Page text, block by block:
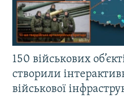
150 військових
створили
військової